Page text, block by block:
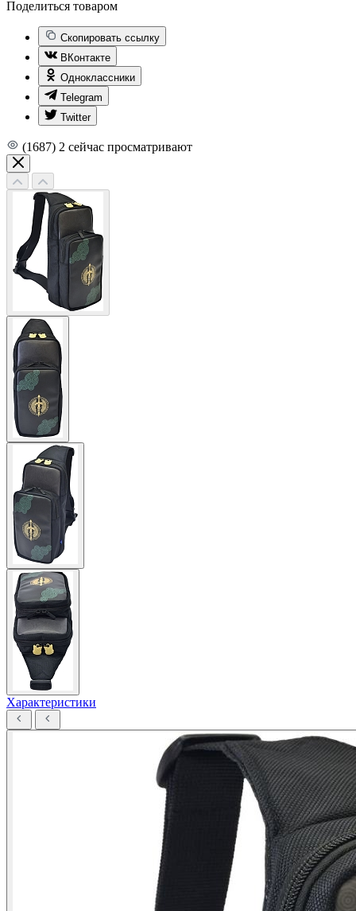
Поделиться товаром
Скопировать ссылку
ВКонтакте
Одноклассники
Telegram
Twitter
(1687) 2 сейчас просматривают
Характеристики